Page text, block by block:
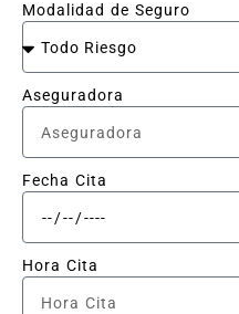
Modalidad de Seguro
Aseguradora
Fecha Cita
Hora Cita